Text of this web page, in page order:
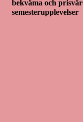
bekväma och
semesterupplevelser